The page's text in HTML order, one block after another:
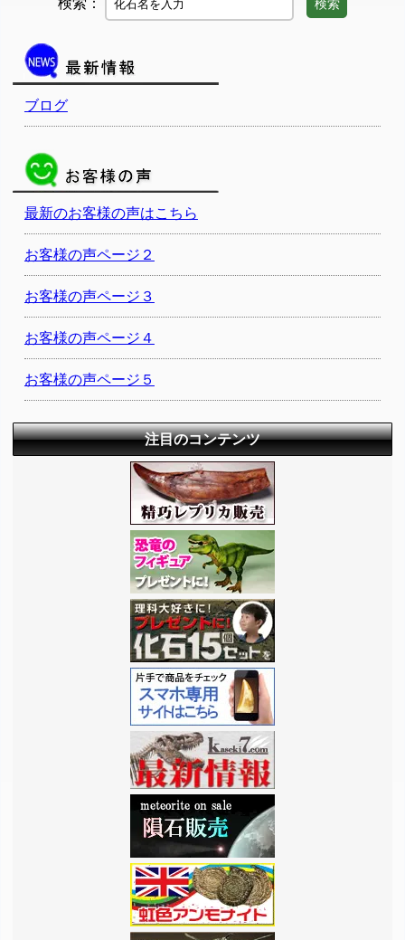
検索： 検索
ブログ
最新のお客様の声はこちら
お客様の声ページ２
お客様の声ページ３
お客様の声ページ４
お客様の声ページ５
注目のコンテンツ